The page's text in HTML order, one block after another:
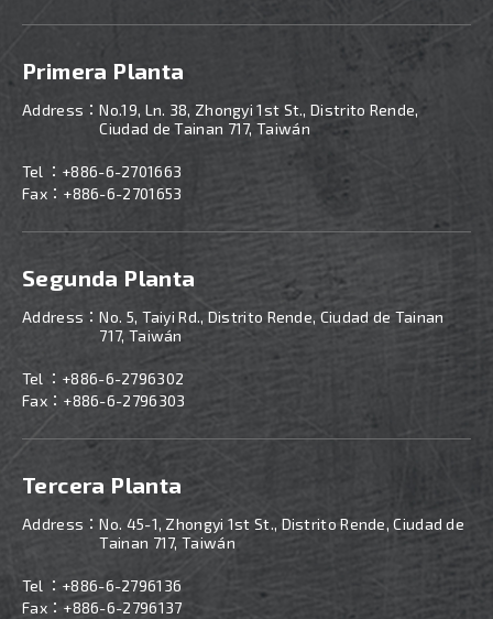
Primera Planta
Address：No.19, Ln. 38, Zhongyi 1st St., Distrito Rende,
Ciudad de Tainan 717, Taiwán
Tel ： +886-6-2701663
Fax：+886-6-2701653
Segunda Planta
Address：No. 5, Taiyi Rd., Distrito Rende, Ciudad de Tainan
717, Taiwán
Tel ： +886-6-2796302
Fax：+886-6-2796303
Tercera Planta
Address：No. 45-1, Zhongyi 1st St., Distrito Rende, Ciudad de
Tainan 717, Taiwán
Tel ： +886-6-2796136
Fax：+886-6-2796137